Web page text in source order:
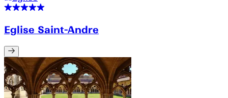
Eglise Saint-Andre